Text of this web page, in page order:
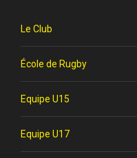
Le Club
École de Rugby
Equipe U15
Equipe U17